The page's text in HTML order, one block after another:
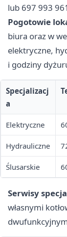
lub 697 993
Pogotowie
biura oraz w
elektryczne,
i godziny
Specjalizacj
a
Elektryczne
Hydrauliczne
Ślusarskie
Serwisy
własnymi